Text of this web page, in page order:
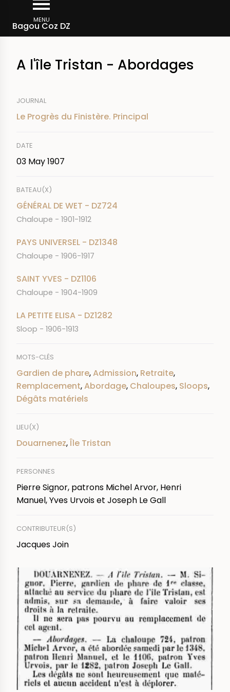
main
MENU
Bagou Coz DZ
Breadcrumb
A l'île Tristan - Abordages
JOURNAL
Le Progrès du Finistère. Principal
DATE
03 May 1907
BATEAU(X)
GÉNÉRAL DE WET - DZ724
Chaloupe - 1901-1912
PAYS UNIVERSEL - DZ1348
Chaloupe - 1906-1917
SAINT YVES - DZ1106
Chaloupe - 1904-1909
LA PETITE ELISA - DZ1282
Sloop - 1906-1913
MOTS-CLÉS
Gardien de phare,Admission, Retraite,
Remplacement,Abordage, Chaloupes, Sloops,
Dégâts matériels
LIEU(X)
Douarnenez,Île Tristan
PERSONNES
Pierre Signor, patrons Michel Arvor, Henri
Manuel, Yves Urvois et Joseph Le Gall
CONTRIBUTEUR(S)
Jacques Join
IMAGE